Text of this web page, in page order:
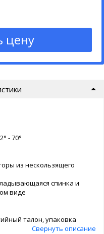
цену
- 70°
из нескользящего
спинка и
виде
талон, упаковка
Свернуть описание